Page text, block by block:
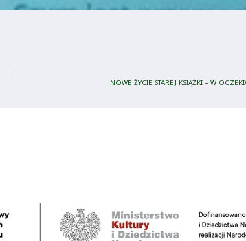
NOWE ŻYCIE STAREJ KSIĄŻKI – W